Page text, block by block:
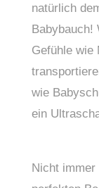
natürlich
Babybauch!
Gefühle wie
wie
ein
Nicht